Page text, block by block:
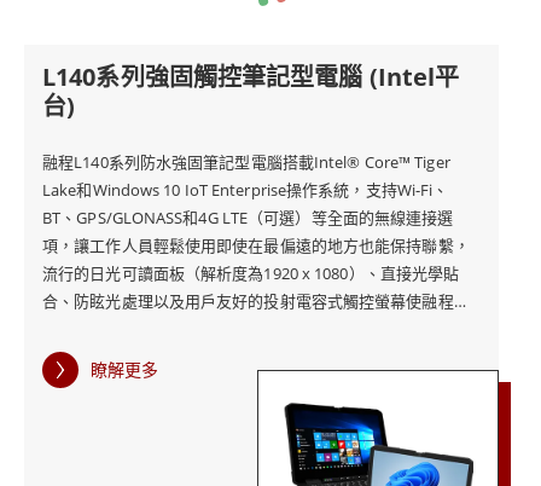
融程L140TG系列強固觸控筆記型電腦是一款創新解決方
有挑戰性的工作。該系統與作戰中心進行通信，並在事件
記型電腦專為承受最惡劣的環境而設計，同時保持最高程
度的功能連接，使其成為惡劣和苛刻環境的完美選擇。
在 融程電訊，客戶可以選擇最堅固的筆記型電腦，以增強
挑戰性的地形下工作，融程的強固觸控筆記型電腦都經過
精心設計，能夠承受最嚴苛的環境。融程強固觸控筆記型
電腦系列是專業人士的完美解決方案，他們需要耐用可靠
的設備來應對充滿挑戰的工作環境。
L140系列強固觸控筆記型電腦 (Intel平
台)
融程L140系列防水強固筆記型電腦搭載Intel® Core™ Tiger
Lake和Windows 10 IoT Enterprise操作系統，支持Wi-Fi、
BT、GPS/GLONASS和4G LTE（可選）等全面的無線連接選
項，讓工作人員輕鬆使用即使在最偏遠的地方也能保持聯繫，
流行的日光可讀面板（解析度為1920 x 1080）、直接光學貼
合、防眩光處理以及用戶友好的投射電容式觸控螢幕使融程
人員的絕佳選擇。 融程L140TG強固筆記型電腦經過專門設計，
可以承受最惡劣的條件，同時保持最高程度的功能連接，這款
堅固耐用的筆記型電腦非常適合抵禦各種環境危害，使其成為
公共部門（包括警察、消防隊和救援服務）人員的絕佳選擇。
對於那些在其他技術可能無法承受的具有挑戰性的公共部門環
瞭解更多